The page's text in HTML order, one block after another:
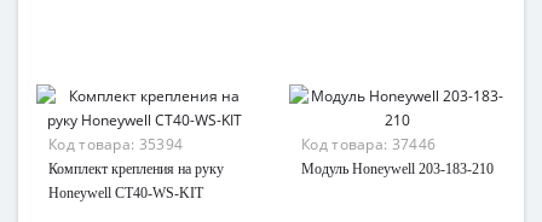
Код товара: 35394
Комплект крепления на руку
Honeywell CT40-WS-KIT
Код товара: 37446
Модуль Honeywell 203-183-210